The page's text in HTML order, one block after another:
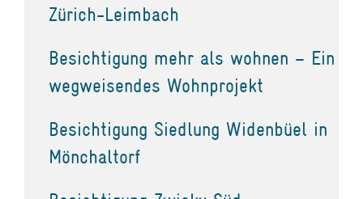
Zürich-Leimbach
Besichtigung mehr als wohnen – Ein
wegweisendes Wohnprojekt
Besichtigung Siedlung Widenbüel in
Mönchaltorf